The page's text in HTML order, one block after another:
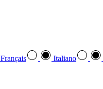
Français Italiano